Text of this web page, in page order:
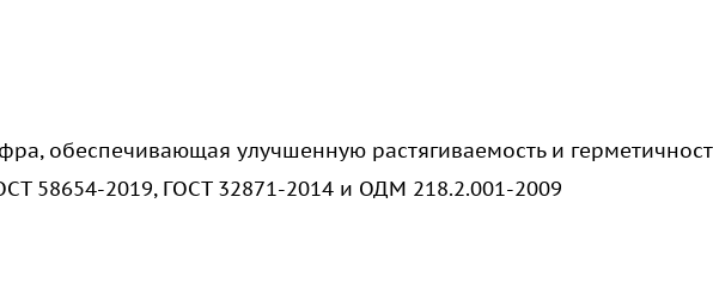
обеспечивающая улучшенную растягиваемость и
58654-2019, ГОСТ 32871-2014 и ОДМ 218.2.001-2009